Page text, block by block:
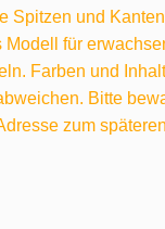
Spitzen und
für
Farben und
Bitte
zum